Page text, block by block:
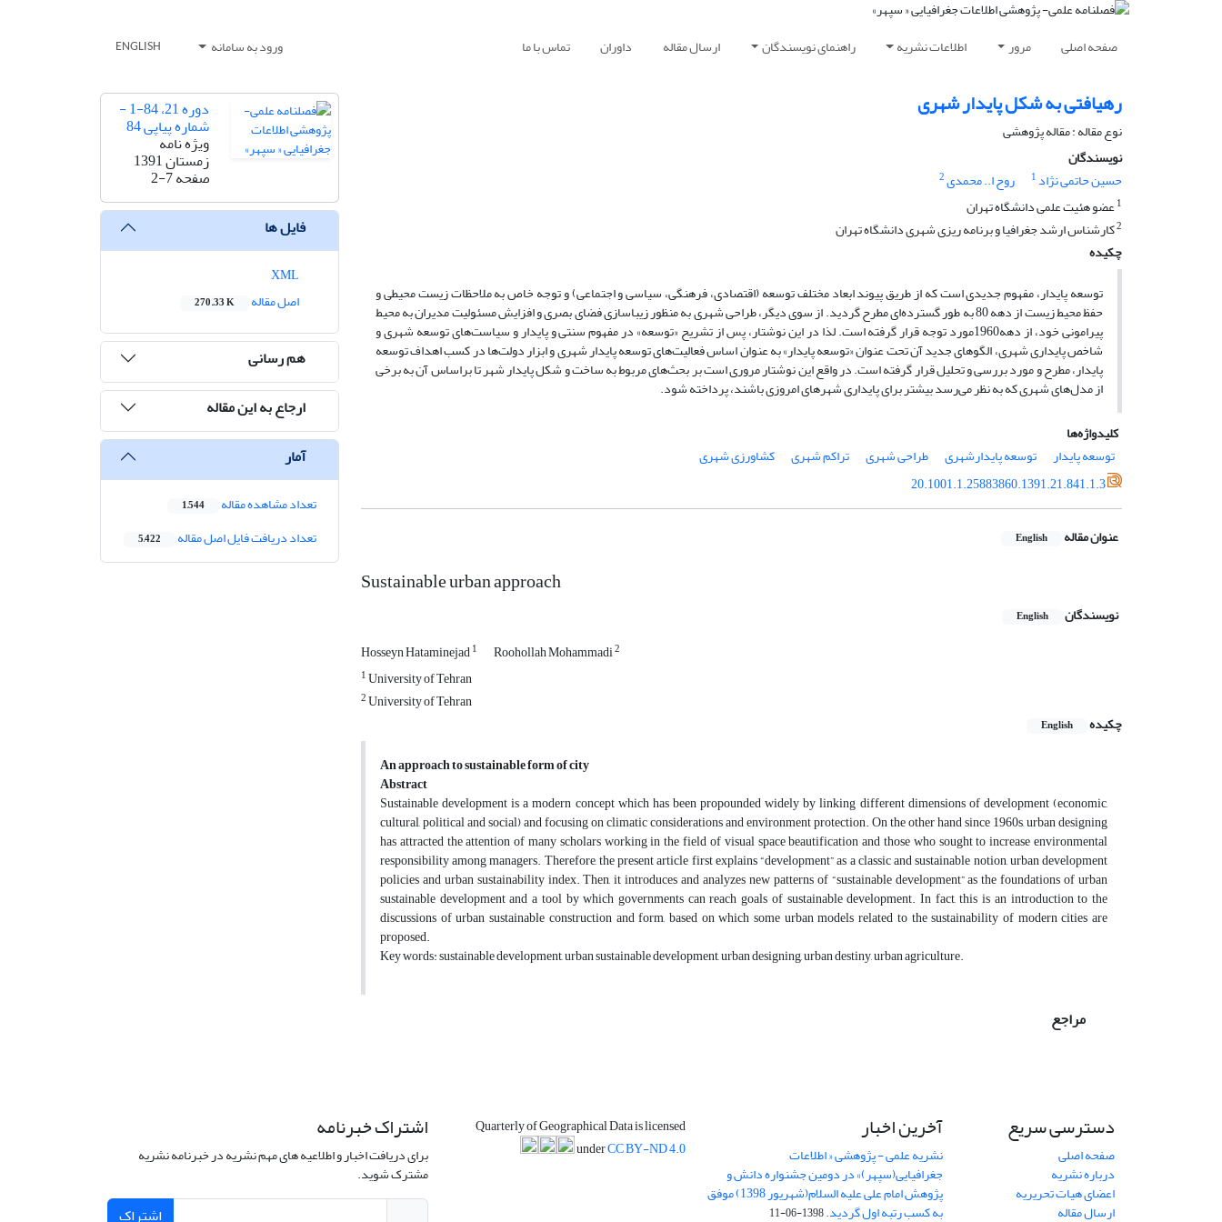
صفحه اصلی مرور اطلاعات نشریه راهنمای نویسندگان ارسال مقاله داوران تماس با ما ورود به سامانه ENGLISH
رهیافتی به شکل پایدار شهری
نوع مقاله : مقاله پژوهشی
نویسندگان
حسین حاتمی نژاد 1 روح ا.. محمدی2
1عضو هئیت علمی دانشگاه تهران
2کارشناس ارشد جغرافیا و برنامه ریزی شهری دانشگاه تهران
چکیده
توسعه پایدار، مفهوم جدیدی است که از طریق پیوند ابعاد مختلف توسعه (اقتصادی، فرهنگی، سیاسی و اجتماعی) و توجه خاص به ملاحظات زیست محیطی و
حفظ محیط زیست از دهه 80 به طور گسترده‌­ای مطرح گردید. از سوی دیگر، طراحی شهری به منظور زیباسازی فضای بصری و افزایش مسئولیت مدیران به محیط
پیرامونی خود، از دهه1960مورد توجه قرار گرفته است. لذا در این نوشتار، پس از تشریح «توسعه» در مفهوم سنتی و پایدار و سیاست‌های توسعه شهری و
شاخص پایداری شهری، الگوهای جدید آن تحت عنوان «توسعه پایدار» به عنوان اساس فعالیت‌های توسعه پایدار شهری و ابزار دولت‌ها در کسب اهداف توسعه
پایدار، مطرح و مورد بررسی و تحلیل قرار گرفته است. در واقع این نوشتار مروری است بر بحث‌­های مربوط به ساخت و شکل پایدار شهر تا براساس آن به برخی
از مدل‌های شهری که به نظر می‌رسد بیشتر برای پایداری شهرهای امروزی باشند، پرداخته شود.
کلیدواژه‌ها
توسعه پایدار
توسعه پایدارشهری طراحی شهری تراکم شهری
کشاورزی شهری
20.1001.1.25883860.1391.21.841.1.3
عنوان مقاله English
Sustainable urban approach
نویسندگان English
Hosseyn Hataminejad1 Roohollah Mohammadi2
1University of Tehran
2University of Tehran
چکیده
English
An approach to sustainable form of city
Abstract
Sustainable development is a modern concept which has been propounded widely by linking different dimensions of development (economic,
cultural, political and social) and focusing on climatic considerations and environment protection. On the other hand since 1960s, urban designing
has attracted the attention of many scholars working in the field of visual space beautification and those who sought to increase environmental
responsibility among managers. Therefore, the present article first explains “development” as a classic and sustainable notion, urban development
policies and urban sustainability index. Then, it introduces and analyzes new patterns of “sustainable development” as the foundations of urban
sustainable development and a tool by which governments can reach goals of sustainable development. In fact, this is an introduction to the
discussions of urban sustainable construction and form, based on which some urban models related to the sustainability of modern cities are
proposed.
Key words: sustainable development, urban sustainable development, urban designing, urban destiny, urban agriculture.
مراجع
دوره 21، 84-1 -
شماره پیاپی 84
ویژه نامه
زمستان 1391
صفحه2-7
فایل ها
اصل مقاله
270.33 K
هم رسانی
ارجاع به این مقاله
آمار
تعداد مشاهده مقاله 1,544
تعداد دریافت فایل اصل مقاله 5,422
دسترسی سریع
صفحه اصلی
درباره نشریه
اعضای هیات تحریریه
ارسال مقاله
آخرین اخبار
نشریه علمی - پژوهشی « اطلاعات
جغرافیایی(سپهر)» در دومین جشنواره دانش و
پژوهش امام علی علیه السلام(شهریور 1398) موفق
به کسب رتبه اول گردید.1398-06-11
Quarterly of Geographical Data is licensed
underCC BY-ND 4.0
اشتراک خبرنامه
برای دریافت اخبار و اطلاعیه های مهم نشریه در خبرنامه نشریه
مشترک شوید.
اشتراک